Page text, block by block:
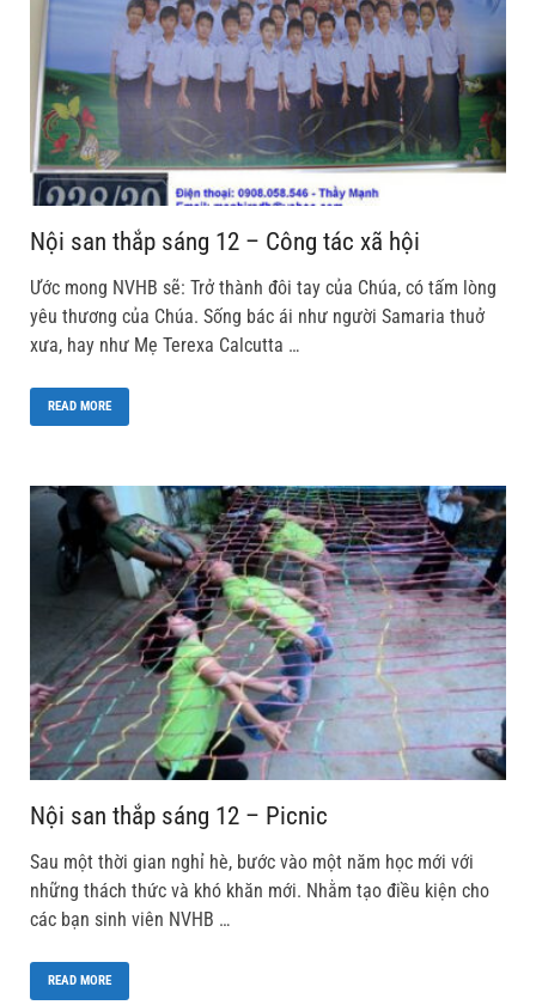
Nội san thắp sáng 12 – Công tác xã hội
Ước mong NVHB sẽ: Trở thành đôi tay của Chúa, có tấm lòng
yêu thương của Chúa. Sống bác ái như người Samaria thuở
xưa, hay như Mẹ Terexa Calcutta …
READ MORE
Nội san thắp sáng 12 – Picnic
Sau một thời gian nghỉ hè, bước vào một năm học mới với
những thách thức và khó khăn mới. Nhằm tạo điều kiện cho
các bạn sinh viên NVHB …
READ MORE